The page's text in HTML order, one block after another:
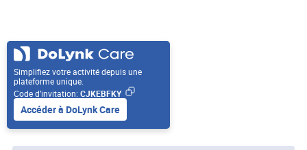
Simplifiez votre activité depuis une
plateforme unique.
Code d’invitation: CJKEBFKY
Accéder à DoLynk Care